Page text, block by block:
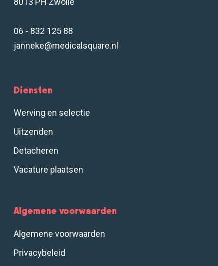
06 - 832 125 88
janneke@medicalsquare.nl
Diensten
Werving en selectie
Uitzenden
Detacheren
Vacature plaatsen
Algemene voorwaarden
Algemene voorwaarden
Privacybeleid